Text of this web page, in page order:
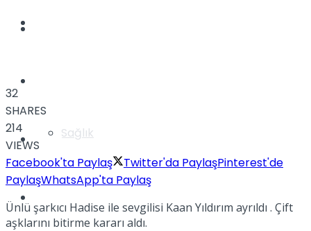
Sağlık
Müzik
32
SHARES
214
VIEWS
Facebook'ta Paylaş
Twitter'da PaylaşPinterest'de
PaylaşWhatsApp'ta Paylaş
Ünlü şarkıcı Hadise ile sevgilisi Kaan Yıldırım ayrıldı . Çift
aşklarını bitirme kararı aldı.